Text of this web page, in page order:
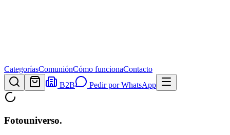
CategoríasComuniónCómo funcionaContacto
B2B
Pedir por WhatsApp
Fotouniverso.